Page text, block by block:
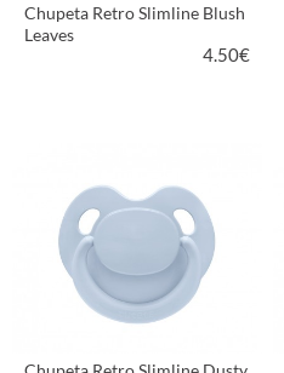
Chupeta Retro Slimline Blush
Leaves
4.50€